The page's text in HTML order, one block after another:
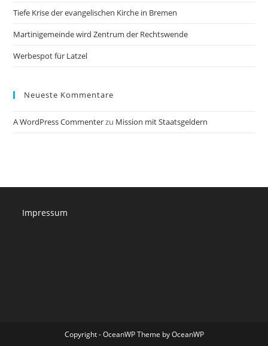
Tiefe Krise der evangelischen Kirche in Bremen
Martinigemeinde wird Zentrum der Rechtswende
Werbespot für Latzel
Neueste Kommentare
A WordPress Commenterzu Mission mit Staatsgeldern
Impressum
Copyright - OceanWP Theme by OceanWP